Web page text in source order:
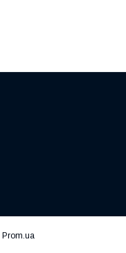
Prom.ua